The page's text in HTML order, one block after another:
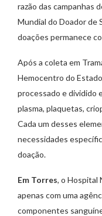
razão das campanhas
Mundial do Doador de
doações permanece
Após a coleta em
Hemocentro do
processado e dividido
plasma, plaquetas,
Cada um desses
necessidades
doação.
Em Torres, o Hospital
apenas com uma
componentes